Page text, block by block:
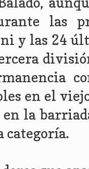
las
y las 24
en el
la
categoría.